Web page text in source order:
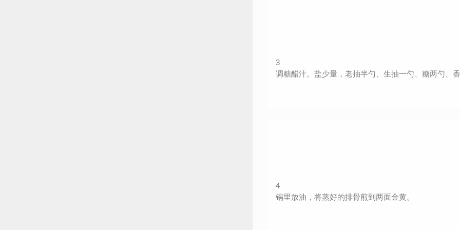
3
调糖醋汁。盐少量，老抽半勺、生抽一勺、糖两勺、香
4
锅里放油，将蒸好的排骨煎到两面金黄。